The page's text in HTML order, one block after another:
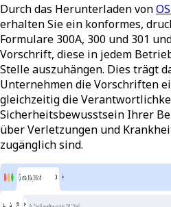
Durch das Herunterladen von
erhalten Sie ein konformes,
Formulare 300A, 300 und 301
Vorschrift, diese in jedem
Stelle auszuhängen. Dies trägt
Unternehmen die Vorschriften
gleichzeitig die
Sicherheitsbewusstsein Ihrer
über Verletzungen und
zugänglich sind.